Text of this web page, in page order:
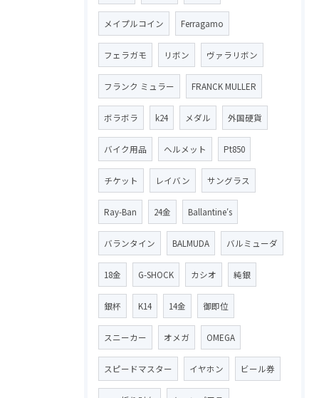
メイプルコイン Ferragamo
フェラガモ リボン ヴァラリボン
フランク ミュラー FRANCK MULLER
ボラボラ k24 メダル 外国硬貨
バイク用品 ヘルメット Pt850
チケット レイバン サングラス
Ray-Ban 24金 Ballantine′s
バランタイン BALMUDA バルミューダ
18金 G-SHOCK カシオ 純銀
銀杯 K14 14金 御即位
スニーカー オメガ OMEGA
スピードマスター イヤホン ビール券